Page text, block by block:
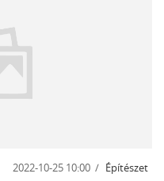
2022-10-25 10:00 Építészet